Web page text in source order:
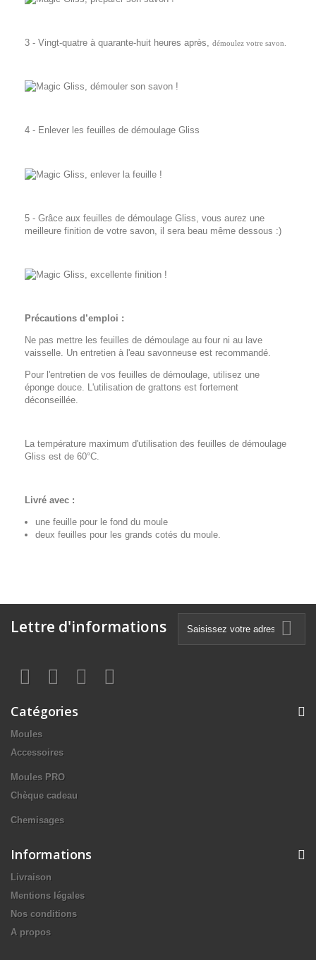
3 - Vingt-quatre à quarante-huit heures après, démoulez votre savon.
4 - Enlever les feuilles de démoulage Gliss
5 - Grâce aux feuilles de démoulage Gliss, vous aurez une
meilleure finition de votre savon, il sera beau même dessous :)
Précautions d’emploi :
Ne pas mettre les feuilles de démoulage au four ni au lave
vaisselle. Un entretien à l'eau savonneuse est recommandé.
Pour l'entretien de vos feuilles de démoulage, utilisez une
éponge douce. L'utilisation de grattons est fortement
déconseillée.
La température maximum d'utilisation des feuilles de démoulage
Gliss est de 60°C.
Livré avec :
une feuille pour le fond du moule
deux feuilles pour les grands cotés du moule.
Lettre d'informations
Catégories
Moules
Accessoires
Moules PRO
Chèque cadeau
Chemisages
Informations
Livraison
Mentions légales
Nos conditions
A propos